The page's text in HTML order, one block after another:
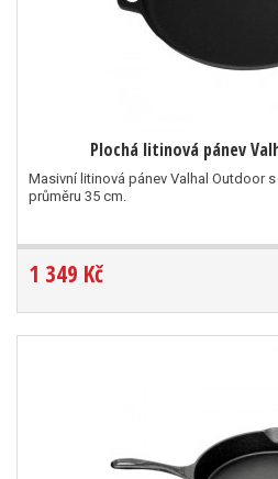
Plochá litinová pánev
Masivní litinová pánev Valhal Outdoor
průměru 35 cm.
1 349 Kč